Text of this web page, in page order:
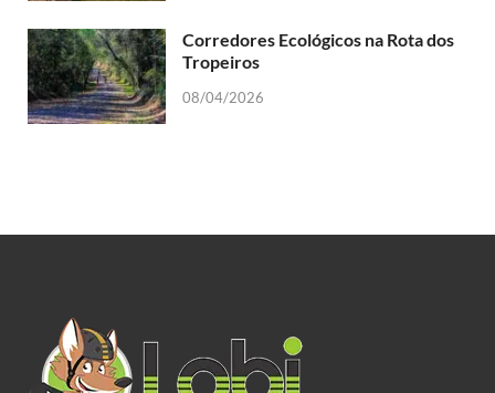
Corredores Ecológicos na Rota dos
Tropeiros
08/04/2026